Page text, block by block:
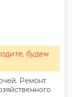
Ремонт
будем